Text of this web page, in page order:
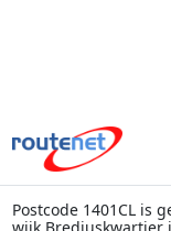
Postcode 1401CL is